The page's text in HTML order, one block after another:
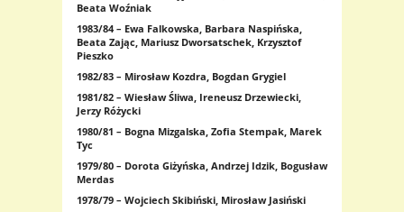
Beata Woźniak
1983/84 – Ewa Falkowska, Barbara Naspińska,
Beata Zając, Mariusz Dworsatschek, Krzysztof
Pieszko
1982/83 – Mirosław Kozdra, Bogdan Grygiel
1981/82 – Wiesław Śliwa, Ireneusz Drzewiecki,
Jerzy Różycki
1980/81 – Bogna Mizgalska, Zofia Stempak, Marek
Tyc
1979/80 – Dorota Giżyńska, Andrzej Idzik, Bogusław
Merdas
1978/79 – Wojciech Skibiński, Mirosław Jasiński